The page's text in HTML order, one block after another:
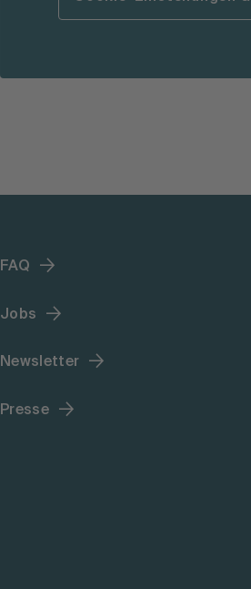
FAQ
Jobs
Newsletter
Presse